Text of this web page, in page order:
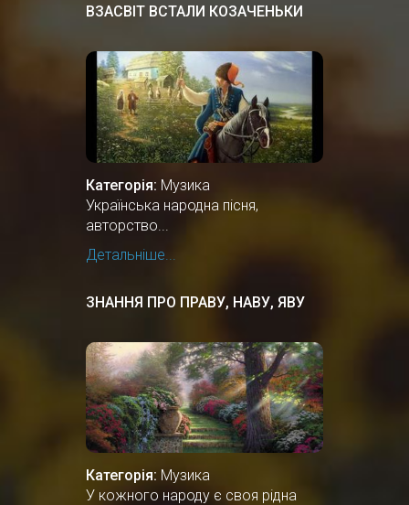
ВЗАСВІТ ВСТАЛИ КОЗАЧЕНЬКИ
Категорія: Музика
Українська народна пісня,
авторство...
Детальніше...
ЗНАННЯ ПРО ПРАВУ, НАВУ, ЯВУ
Категорія: Музика
У кожного народу є своя рідна